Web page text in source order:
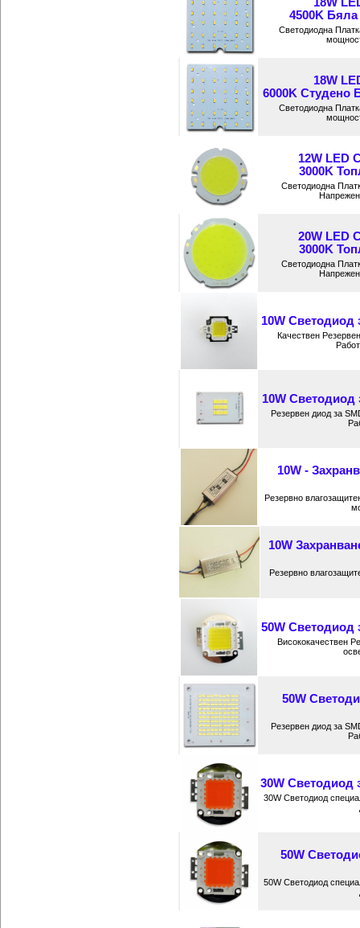
4500K Бяла
Светодиодна
18W
6000K Студено
Светодиодна
12W LED
3000K
Светодиодна
20W LED
3000K
Светодиодна
10W Светодиод
Качествен
10W Светодиод
Резервен диод за
10W -
Резервно
10W
Резервно
50W Светодиод
Висококачествен
50W
Резервен диод за
30W Светодиод
30W Светодиод
50W
50W Светодиод